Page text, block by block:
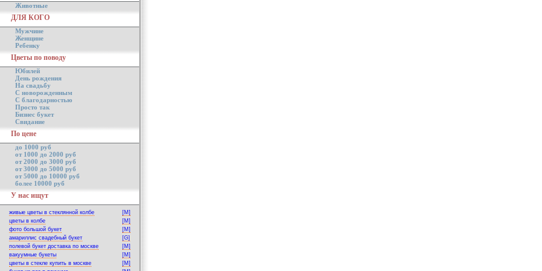
Животные
ДЛЯ КОГО
Мужчине
Женщине
Ребенку
Цветы по поводу
Юбилей
День рождения
На свадьбу
С новорожденным
С благодарностью
Просто так
Бизнес букет
Свидание
По цене
до 1000 руб
от 1000 до 2000 руб
от 2000 до 3000 руб
от 3000 до 5000 руб
от 5000 до 10000 руб
более 10000 руб
У нас ищут
живые цветы в стеклянной колбе
[M]
цветы в колбе
[M]
фото большой букет
[M]
амариллис свадебный букет
[G]
полевой букет доставка по москве
[M]
вакуумные букеты
[M]
цветы в стекле купить в москве
[M]